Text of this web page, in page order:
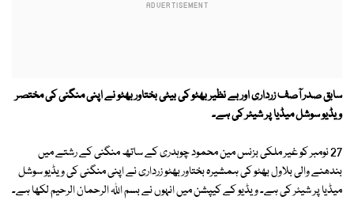
سابق صدر آصف زرداری اور بے نظیر بھٹو کی بیٹی بختاور بھٹو نے اپنی منگنی کی مختصر
ویڈیو سوشل میڈیا پر شیئر کی ہے۔
27 نومبر کو غیر ملکی بزنس مین محمود چوہدری کے ساتھ منگنی کے رشتے میں
بندھنے والی بلاول بھٹو کی ہمشیرہ بختاور بھٹو زرداری نے اپنی منگنی کی ویڈیو سوشل
میڈیا پر شیئر کی ہے۔ ویڈیو کے کیپشن میں انہوں نے بسم اللہ الرحمان الرحیم لکھا ہے۔